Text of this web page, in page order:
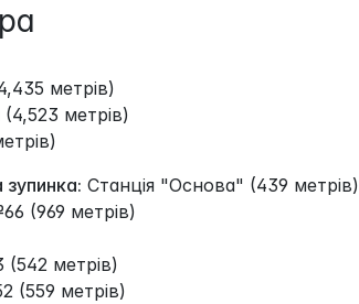
метрів)
метрів)
Станція "Основа" (439 метрів)
(969 метрів)
метрів)
(559 метрів)